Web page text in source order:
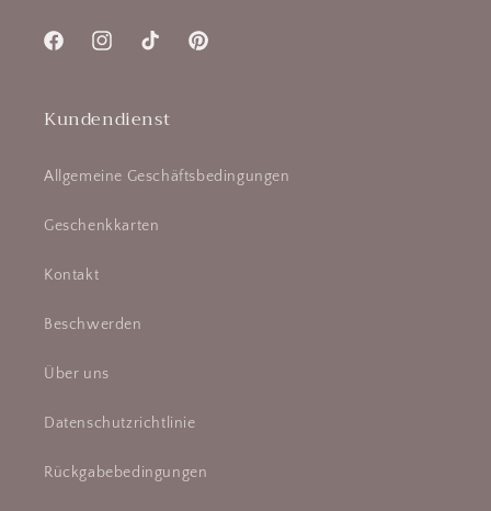
FacebookInstagramTikTok Pinterest
Kundendienst
Allgemeine Geschäftsbedingungen
Geschenkkarten
Kontakt
Beschwerden
Über uns
Datenschutzrichtlinie
Rückgabebedingungen